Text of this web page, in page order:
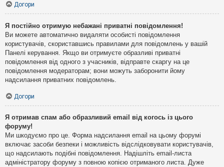
Догори
Я постійно отримую небажані приватні повідомлення!
Ви можете автоматично видаляти особисті повідомлення
користувачів, скориставшись правилами для повідомлень у вашій
Панелі керування. Якщо ви отримуєте образливі приватні
повідомлення від одного з учасників, відправте скаргу на це
повідомлення модераторам; вони можуть заборонити йому
надсилання приватних повідомлень.
Догори
Я отримав спам або образливий email від когось із цього
форуму!
Ми шкодуємо про це. Форма надсилання email на цьому форумі
включає засоби безпеки і можливість відслідковувати користувачів,
що надсилають подібні повідомлення. Надішліть email-листа
адміністратору форуму з повною копією отриманого листа. Дуже